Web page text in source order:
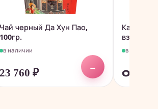
Чай черный Да Хун Пао,
100гр.
в наличии
23 760 ₽
→
с...в наличии
от